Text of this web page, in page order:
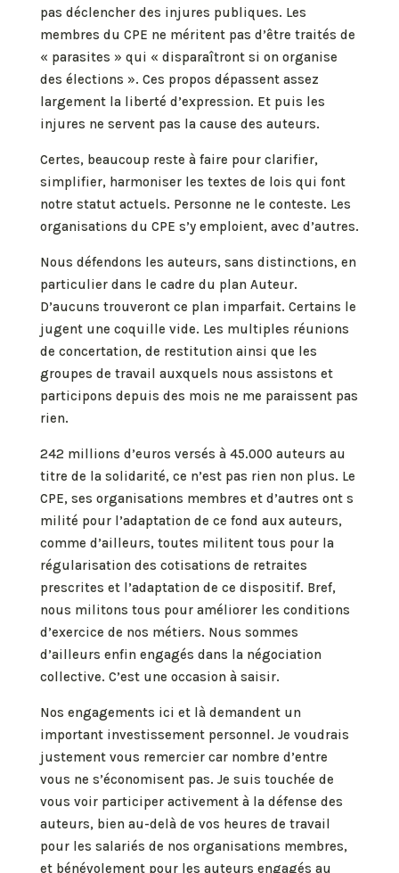
pas déclencher des injures publiques. Les
membres du CPE ne méritent pas d’être traités de
« parasites » qui « disparaîtront si on organise
des élections ». Ces propos dépassent assez
largement la liberté d’expression. Et puis les
injures ne servent pas la cause des auteurs.
Certes, beaucoup reste à faire pour clarifier,
simplifier, harmoniser les textes de lois qui font
notre statut actuels. Personne ne le conteste. Les
organisations du CPE s’y emploient, avec d’autres.
Nous défendons les auteurs, sans distinctions, en
particulier dans le cadre du plan Auteur.
D’aucuns trouveront ce plan imparfait. Certains le
jugent une coquille vide. Les multiples réunions
de concertation, de restitution ainsi que les
groupes de travail auxquels nous assistons et
participons depuis des mois ne me paraissent pas
rien.
242 millions d’euros versés à 45.000 auteurs au
titre de la solidarité, ce n’est pas rien non plus. Le
CPE, ses organisations membres et d’autres ont s
milité pour l’adaptation de ce fond aux auteurs,
comme d’ailleurs, toutes militent tous pour la
régularisation des cotisations de retraites
prescrites et l’adaptation de ce dispositif. Bref,
nous militons tous pour améliorer les conditions
d’exercice de nos métiers. Nous sommes
d’ailleurs enfin engagés dans la négociation
collective. C’est une occasion à saisir.
Nos engagements ici et là demandent un
important investissement personnel. Je voudrais
justement vous remercier car nombre d’entre
vous ne s’économisent pas. Je suis touchée de
vous voir participer activement à la défense des
auteurs, bien au-delà de vos heures de travail
pour les salariés de nos organisations membres,
et bénévolement pour les auteurs engagés au